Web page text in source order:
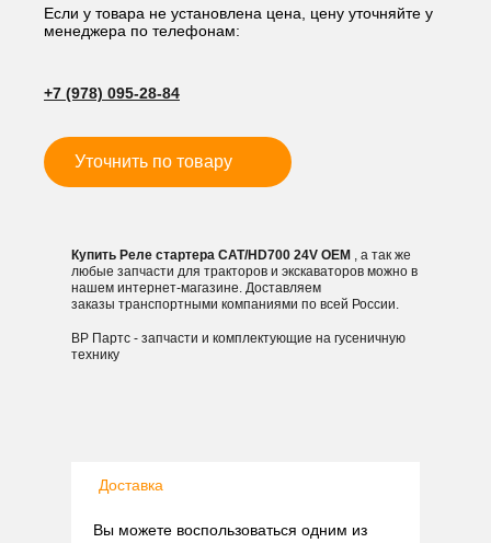
CAT/HD700
24V
Если у товара не установлена цена, цену уточняйте у
менеджера по телефонам:
+7 (978) 095-28-84
Уточнить по товару
Купить Реле стартера CAT/HD700 24V OEM , а так же
любые запчасти для тракторов и экскаваторов можно в
нашем интернет-магазине. Доставляем
заказы транспортными компаниями по всей России.
ВР Партс - запчасти и комплектующие на гусеничную
технику
Доставка
Вы можете воспользоваться одним из